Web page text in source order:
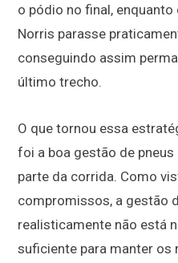
o pódio no final,
Norris parasse
conseguindo assim
último trecho.
O que tornou essa
foi a boa gestão de
parte da corrida. Como
compromissos, a gestão
realisticamente não está
suficiente para manter os